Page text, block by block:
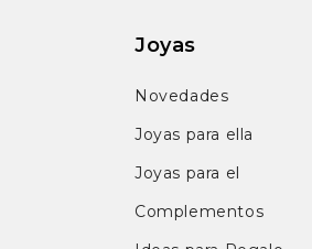
Joyas
Novedades
Joyas para ella
Joyas para el
Complementos